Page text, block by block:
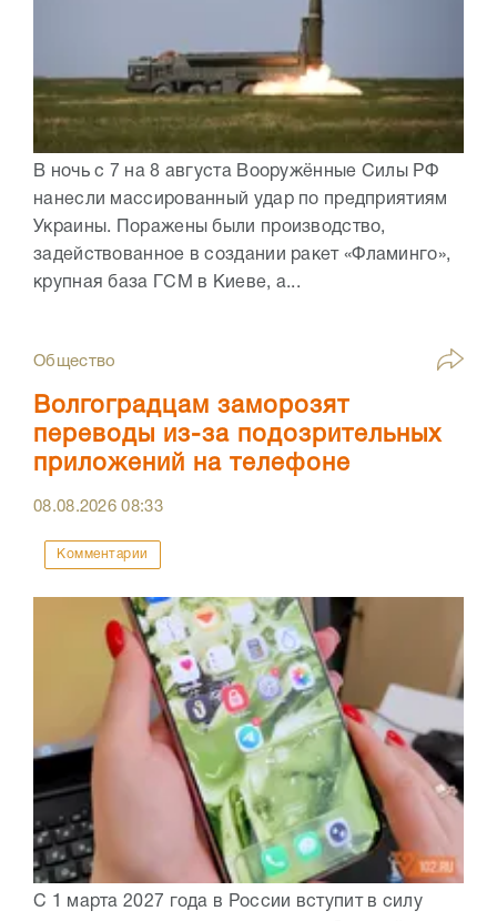
В ночь с 7 на 8 августа Вооружённые Силы РФ
нанесли массированный удар по предприятиям
Украины. Поражены были производство,
задействованное в создании ракет «Фламинго»,
крупная база ГСМ в Киеве, а...
Общество
Волгоградцам заморозят
переводы из-за подозрительных
приложений на телефоне
08.08.202608:33
Комментарии
С 1 марта 2027 года в России вступит в силу